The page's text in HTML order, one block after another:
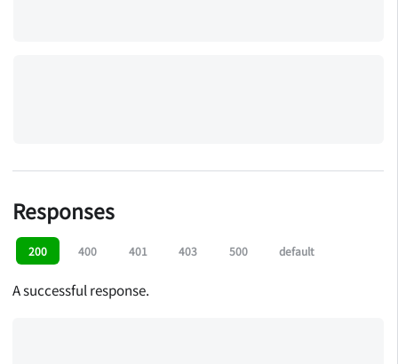
Responses
200 400 401 403 500 default
A successful response.